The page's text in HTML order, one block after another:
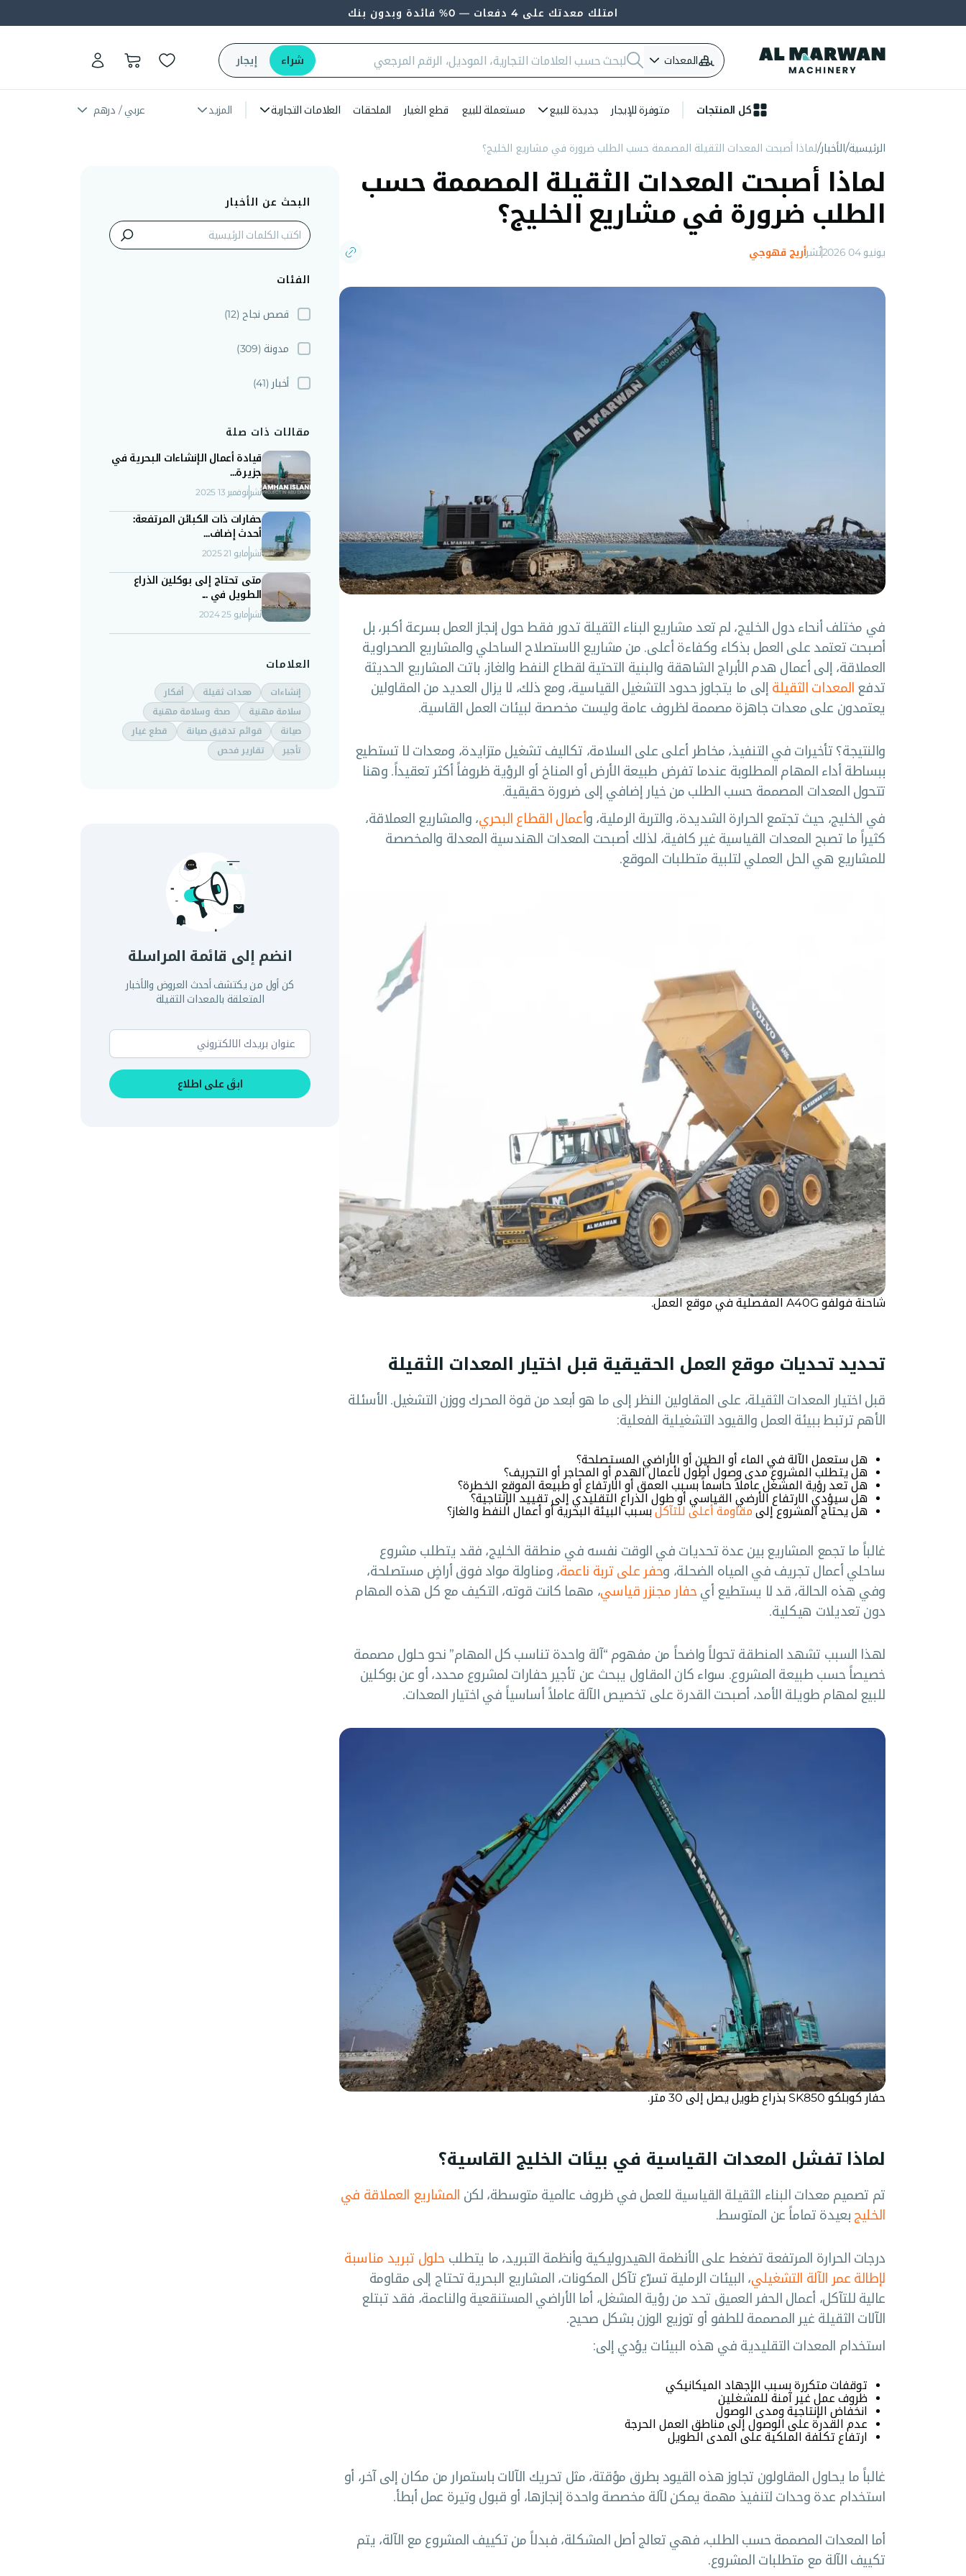
امتلك معدتك على 4 دفعات — 0% فائدة وبدون بنك
المعدات شراء إيجار
كل المنتجات متوفرة للإيجار جديدة للبيع مستعملة للبيع قطع الغيار الملحقات العلامات التجارية المزيد عربي / درهم
الرئيسية الأخبار لماذا أصبحت المعدات الثقيلة المصممة حسب الطلب ضرورة في مشاريع الخليج؟
لماذا أصبحت المعدات الثقيلة المصممة حسب
الطلب ضرورة في مشاريع الخليج؟
يونيو 04 2026 نُشرأريج قهوجي
في مختلف أنحاء دول الخليج، لم تعد مشاريع البناء الثقيلة تدور فقط حول إنجاز العمل بسرعة أكبر، بل
أصبحت تعتمد على العمل بذكاء وكفاءة أعلى. من مشاريع الاستصلاح الساحلي والمشاريع الصحراوية
العملاقة، إلى أعمال هدم الأبراج الشاهقة والبنية التحتية لقطاع النفط والغاز، باتت المشاريع الحديثة
تدفع المعدات الثقيلة إلى ما يتجاوز حدود التشغيل القياسية، ومع ذلك، لا يزال العديد من المقاولين
يعتمدون على معدات جاهزة مصممة لظروف عامة وليست مخصصة لبيئات العمل القاسية.
والنتيجة؟ تأخيرات في التنفيذ، مخاطر أعلى على السلامة، تكاليف تشغيل متزايدة، ومعدات لا تستطيع
ببساطة أداء المهام المطلوبة عندما تفرض طبيعة الأرض أو المناخ أو الرؤية ظروفاً أكثر تعقيداً. وهنا
تتحول المعدات المصممة حسب الطلب من خيار إضافي إلى ضرورة حقيقية.
في الخليج، حيث تجتمع الحرارة الشديدة، والتربة الرملية، وأعمال القطاع البحري، والمشاريع العملاقة،
كثيراً ما تصبح المعدات القياسية غير كافية، لذلك أصبحت المعدات الهندسية المعدلة والمخصصة
للمشاريع هي الحل العملي لتلبية متطلبات الموقع.
شاحنة فولفو A40G المفصلية في موقع العمل.
تحديد تحديات موقع العمل الحقيقية قبل اختيار المعدات الثقيلة
قبل اختيار المعدات الثقيلة، على المقاولين النظر إلى ما هو أبعد من قوة المحرك ووزن التشغيل. الأسئلة
الأهم ترتبط ببيئة العمل والقيود التشغيلية الفعلية:
هل ستعمل الآلة في الماء أو الطين أو الأراضي المستصلحة؟
هل يتطلب المشروع مدى وصول أطول لأعمال الهدم أو المحاجر أو التجريف؟
هل تعد رؤية المشغل عاملاً حاسماً بسبب العمق أو الارتفاع أو طبيعة الموقع الخطرة؟
هل سيؤدي الارتفاع الأرضي القياسي أو طول الذراع التقليدي إلى تقييد الإنتاجية؟
هل يحتاج المشروع إلى مقاومة أعلى للتآكل بسبب البيئة البحرية أو أعمال النفط والغاز؟
غالباً ما تجمع المشاريع بين عدة تحديات في الوقت نفسه في منطقة الخليج، فقد يتطلب مشروع
ساحلي أعمال تجريف في المياه الضحلة، وحفر على تربة ناعمة، ومناولة مواد فوق أراضٍ مستصلحة،
وفي هذه الحالة، قد لا يستطيع أي حفار مجنزر قياسي، مهما كانت قوته، التكيف مع كل هذه المهام
دون تعديلات هيكلية.
لهذا السبب تشهد المنطقة تحولاً واضحاً من مفهوم “آلة واحدة تناسب كل المهام” نحو حلول مصممة
خصيصاً حسب طبيعة المشروع. سواء كان المقاول يبحث عن تأجير حفارات لمشروع محدد، أو عن بوكلين
للبيع لمهام طويلة الأمد، أصبحت القدرة على تخصيص الآلة عاملاً أساسياً في اختيار المعدات.
حفار كوبلكو SK850 بذراع طويل يصل إلى 30 متر.
لماذا تفشل المعدات القياسية في بيئات الخليج القاسية؟
تم تصميم معدات البناء الثقيلة القياسية للعمل في ظروف عالمية متوسطة، لكن المشاريع العملاقة في
الخليج بعيدة تماماً عن المتوسط.
درجات الحرارة المرتفعة تضغط على الأنظمة الهيدروليكية وأنظمة التبريد، ما يتطلب حلول تبريد مناسبة
لإطالة عمر الآلة التشغيلي، البيئات الرملية تسرّع تآكل المكونات، المشاريع البحرية تحتاج إلى مقاومة
عالية للتآكل، أعمال الحفر العميق تحد من رؤية المشغل، أما الأراضي المستنقعية والناعمة، فقد تبتلع
الآلات الثقيلة غير المصممة للطفو أو توزيع الوزن بشكل صحيح.
استخدام المعدات التقليدية في هذه البيئات يؤدي إلى:
توقفات متكررة بسبب الإجهاد الميكانيكي
ظروف عمل غير آمنة للمشغلين
انخفاض الإنتاجية ومدى الوصول
عدم القدرة على الوصول إلى مناطق العمل الحرجة
ارتفاع تكلفة الملكية على المدى الطويل
غالباً ما يحاول المقاولون تجاوز هذه القيود بطرق مؤقتة، مثل تحريك الآلات باستمرار من مكان إلى آخر، أو
استخدام عدة وحدات لتنفيذ مهمة يمكن لآلة مخصصة واحدة إنجازها، أو قبول وتيرة عمل أبطأ.
أما المعدات المصممة حسب الطلب، فهي تعالج أصل المشكلة، فبدلاً من تكييف المشروع مع الآلة، يتم
تكييف الآلة مع متطلبات المشروع.
البحث عن الأخبار
الفئات
قصص نجاح (12)
مدونة (309)
أخبار (41)
مقالات ذات صلة
قيادة أعمال الإنشاءات البحرية في
جزيرة...
نُشر نوفمبر 13 2025
حفارات ذات الكبائن المرتفعة:
أحدث إضاف...
نُشر مايو 21 2025
متى تحتاج إلى بوكلين الذراع
الطويل في ...
نُشر مايو 25 2024
العلامات
إنشاءات معدات ثقيلة
أفكار
سلامة مهنية
صحة وسلامة مهنية
صيانة
قوائم تدقيق صيانة
قطع غيار
تأجير
تقارير فحص
انضم إلى قائمة المراسلة
كن أول من يكتشف أحدث العروض والأخبار
المتعلقة بالمعدات الثقيلة
ابقَ على اطلاع